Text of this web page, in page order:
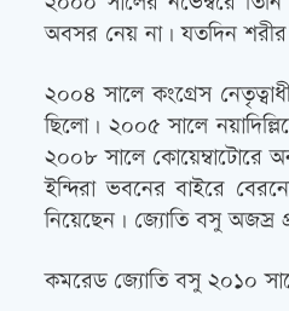
অবসর নেয় না। যতদিন
২০০৪ সালে কংগ্রেস
ছিলো। ২০০৫ সালে
২০০৮ সালে কোয়েম্বাটোরে
ইন্দিরা ভবনের বাইরে
নিয়েছেন। জ্যোতি বসু অজস্র
কমরেড জ্যোতি বসু ২০১০